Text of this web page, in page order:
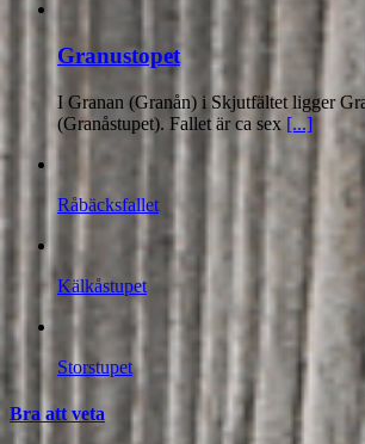
Granustopet
I Granan (Granån) i Skjutfältet ligger
(Granåstupet). Fallet är ca sex [...]
Råbäcksfallet
Kälkåstupet
Storstupet
Bra att veta